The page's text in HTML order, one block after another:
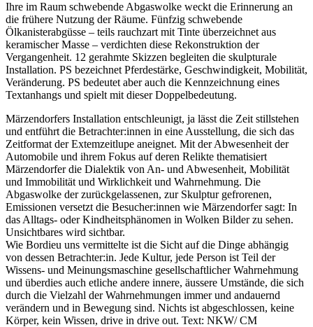
Ihre im Raum schwebende Abgaswolke weckt die Erinnerung an
die frühere Nutzung der Räume. Fünfzig schwebende
Ölkanisterabgüsse – teils rauchzart mit Tinte überzeichnet aus
keramischer Masse – verdichten diese Rekonstruktion der
Vergangenheit. 12 gerahmte Skizzen begleiten die skulpturale
Installation. PS bezeichnet Pferdestärke, Geschwindigkeit, Mobilität,
Veränderung. PS bedeutet aber auch die Kennzeichnung eines
Textanhangs und spielt mit dieser Doppelbedeutung.
Märzendorfers Installation entschleunigt, ja lässt die Zeit stillstehen
und entführt die Betrachter:innen in eine Ausstellung, die sich das
Zeitformat der Extemzeitlupe aneignet. Mit der Abwesenheit der
Automobile und ihrem Fokus auf deren Relikte thematisiert
Märzendorfer die Dialektik von An- und Abwesenheit, Mobilität
und Immobilität und Wirklichkeit und Wahrnehmung. Die
Abgaswolke der zurückgelassenen, zur Skulptur gefrorenen,
Emissionen versetzt die Besucher:innen wie Märzendorfer sagt: In
das Alltags- oder Kindheitsphänomen in Wolken Bilder zu sehen.
Unsichtbares wird sichtbar.
Wie Bordieu uns vermittelte ist die Sicht auf die Dinge abhängig
von dessen Betrachter:in. Jede Kultur, jede Person ist Teil der
Wissens- und Meinungsmaschine gesellschaftlicher Wahrnehmung
und überdies auch etliche andere innere, äussere Umstände, die sich
durch die Vielzahl der Wahrnehmungen immer und andauernd
verändern und in Bewegung sind. Nichts ist abgeschlossen, keine
Körper, kein Wissen, drive in drive out. Text: NKW/ CM